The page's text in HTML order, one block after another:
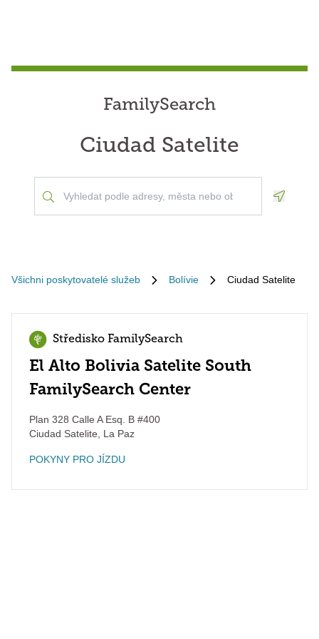
FamilySearch
Ciudad Satelite
Všichni poskytovatelé služeb Bolívie Ciudad Satelite
Středisko FamilySearch
El Alto Bolivia Satelite South
FamilySearch Center
Plan 328 Calle A Esq. B #400
Ciudad Satelite
La Paz
POKYNY PRO JÍZDU